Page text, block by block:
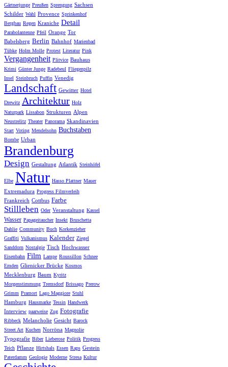
Gärtnerjunge Preußen Sprengung Sachsen
Schilder Wahl Provence Sprinkenhof
Bergbau Regen Kraniche Detail
Parabolantenne Pfeil Orange Tor
Babelsberg Berlin Bahnhof Marienbad
Tübke Holm Molle Protest Literatur Pink
Vergangenheit Plitvice Bauhaus
Krimi Günter Junge Radebeul Fliegenpilz
Insel Steinbruch Puffin Venedig
Landschaft Gewitter Hotel
Drewitz Architektur Holz
Naturpark Lissabon Strukturen Alpen
Neustrelitz Theater Panorama Skandinavien
Start Voting Mendelsohn Buchstaben
Bombe Urban
Brandenburg
Design Gestaltung Atlantik Steinhöfel
Elbe Natur Hasso Plattner Mauer
Extremadura Progress Filmverleih
Frankreich Cottbus Farbe
Stillleben Oder Veranstaltung Kassel
Wasser Papageitaucher Insekt Bruschetta
Dahlie Community Buch Korkenzieher
Graffiti Vulkanismus Kalender Ziegel
Sanddorn Nostalgie Tisch Hochwasser
Eisenbahn Film Lampe Roussillon Schnee
Emden Glienicker Brücke Kosmos
Mecklenburg Baum Kyritz
Morgenstimmung Tremsdorf Brissago Prerow
Grimm Pramort Lago Maggiore Stuhl
Hamburg Hausmarke Tessin Handwerk
Interview paarweise Zug Fotografie
Ribbeck Melancholie Gesicht Barock
Street Art Kuchen Norröna Magnolie
Typografie Biber Lieberose Politik Progress
Teich Pflanze Hirtshals Essen Raps Gestein
Paterdamm Geologie Moderne Stresa Kultur